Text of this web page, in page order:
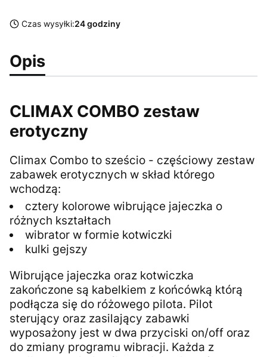
Czas wysyłki:24 godziny
Opis
CLIMAX COMBO zestaw
erotyczny
Climax Combo to sześcio - częściowy zestaw
zabawek erotycznych w skład którego
wchodzą:
cztery kolorowe wibrujące jajeczka o
różnych kształtach
wibrator w formie kotwiczki
kulki gejszy
Wibrujące jajeczka oraz kotwiczka
zakończone są kabelkiem z końcówką którą
podłącza się do różowego pilota. Pilot
sterujący oraz zasilający zabawki
wyposażony jest w dwa przyciski on/off oraz
do zmiany programu wibracji. Każda z